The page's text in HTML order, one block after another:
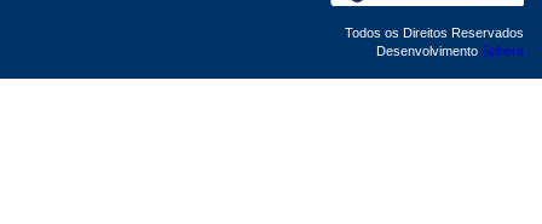
Todos os Direitos Reservados
Desenvolvimento Sphera